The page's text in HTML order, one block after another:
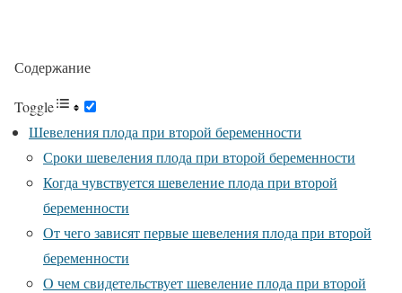
Содержание
Toggle
Шевеления плода при второй беременности
Сроки шевеления плода при второй беременности
Когда чувствуется шевеление плода при второй
беременности
От чего зависят первые шевеления плода при второй
беременности
О чем свидетельствует шевеление плода при второй